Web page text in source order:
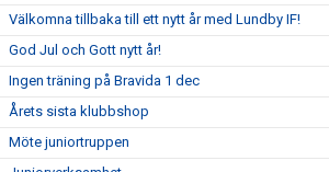
Välkomna tillbaka till ett nytt år med Lundby IF!
God Jul och Gott nytt år!
Ingen träning på Bravida 1 dec
Årets sista klubbshop
Möte juniortruppen